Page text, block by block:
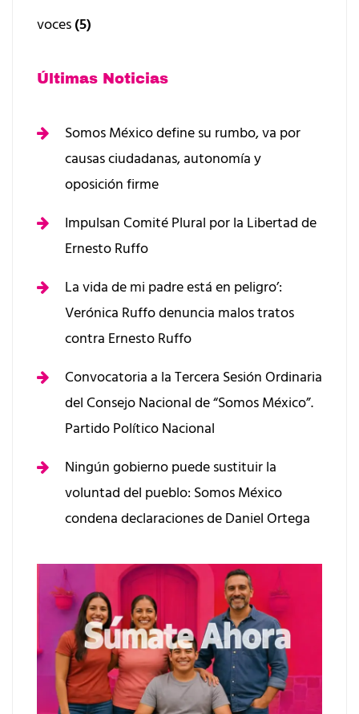
voces(5)
Últimas Noticias
Somos México define su rumbo, va por
causas ciudadanas, autonomía y
oposición firme
Impulsan Comité Plural por la Libertad de
Ernesto Ruffo
La vida de mi padre está en peligro’:
Verónica Ruffo denuncia malos tratos
contra Ernesto Ruffo
Convocatoria a la Tercera Sesión Ordinaria
del Consejo Nacional de “Somos México”.
Partido Político Nacional
Ningún gobierno puede sustituir la
voluntad del pueblo: Somos México
condena declaraciones de Daniel Ortega